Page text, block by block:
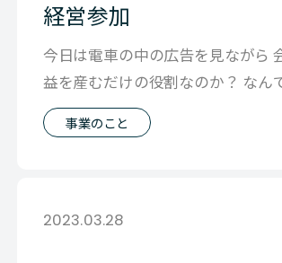
経営参加
今日は電車の中の広告を見ながら
益を産むだけの役割なのか？ なん
えていました。 経営がたんにmake
事業のこと
2023.03.28